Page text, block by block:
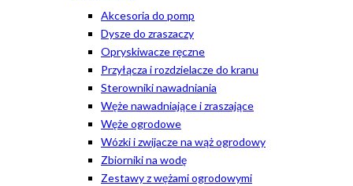
Akcesoria do pomp
Dysze do zraszaczy
Opryskiwacze ręczne
Przyłącza i rozdzielacze do kranu
Sterowniki nawadniania
Węże nawadniające i zraszające
Węże ogrodowe
Wózki i zwijacze na wąż ogrodowy
Zbiorniki na wodę
Zestawy z wężami ogrodowymi